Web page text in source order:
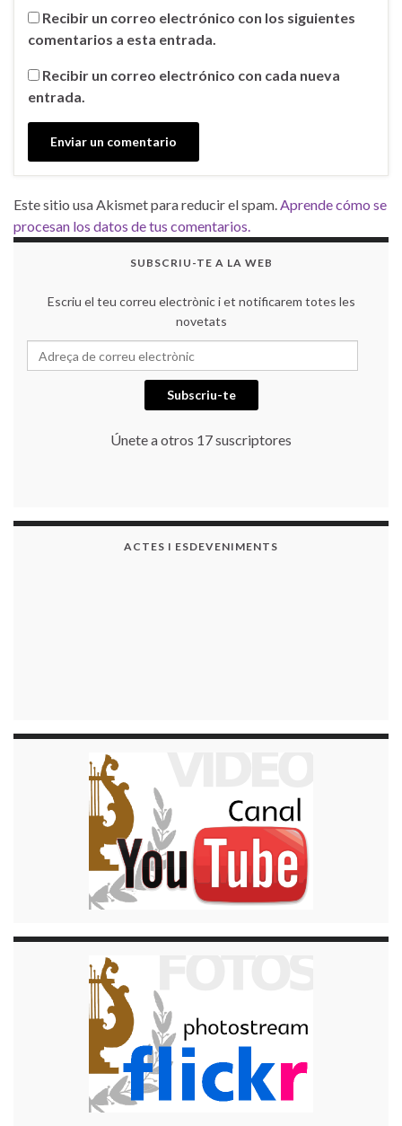
Recibir un correo electrónico con los siguientes
comentarios a esta entrada.
Recibir un correo electrónico con cada nueva
entrada.
Este sitio usa Akismet para reducir el spam.Aprende cómo se
procesan los datos de tus comentarios.
SUBSCRIU-TE A LA WEB
Escriu el teu correu electrònic i et notificarem totes les
novetats
Subscriu-te
Únete a otros 17 suscriptores
ACTES I ESDEVENIMENTS